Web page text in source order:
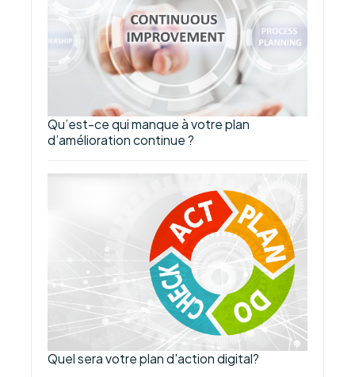
Qu’est-ce qui manque à votre plan
d’amélioration continue ?
Quel sera votre plan d'action digital?